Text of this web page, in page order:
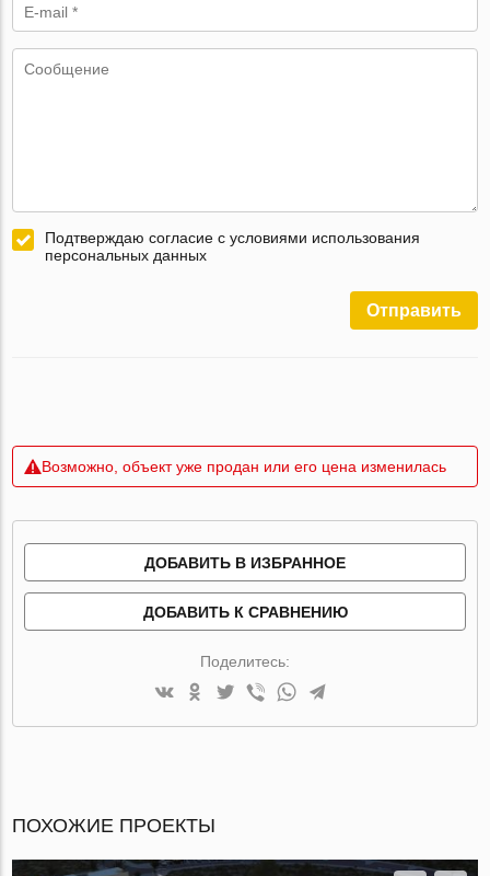
Подтверждаю согласие с условиями использования
персональных данных
Отправить
Возможно, объект уже продан или его цена изменилась
ДОБАВИТЬ В ИЗБРАННОЕ
ДОБАВИТЬ К СРАВНЕНИЮ
Поделитесь:
ПОХОЖИЕ ПРОЕКТЫ